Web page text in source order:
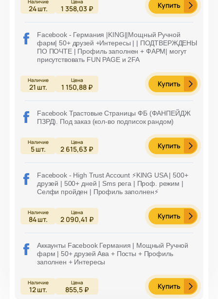
24шт. 1 358,03 ₽ Купить
Facebook - Германия |KING||Мощный Ручной
фарм| 50+ друзей +Интересы | | ПОДТВЕРЖДЕНЫ
ПО ПОЧТЕ | Профиль заполнен + ФАРМ| могут
присутствовать FUN PAGE и 2FA
21 шт. 1 150,88 ₽ Купить
Facebook Трастовые Страницы ФБ (ФАНПЕЙДЖ
ПЗРД). Под заказ (кол-во подписок рандом)
5шт. 2 615,63 ₽ Купить
Facebook - High Trust Account ⚡️KING USA | 500+
друзей | 500+ дней | Sms рега | Проф. режим |
Селфи пройден | Профиль заполнен⚡️
84шт. 2 090,41 ₽ Купить
Аккаунты Facebook Германия | Мощный Ручной
фарм | 50+ друзей Ава + Посты + Профиль
заполнен + Интересы
12шт. 855,5 ₽ Купить